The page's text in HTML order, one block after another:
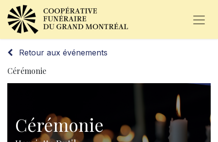
Retour aux événements
Cérémonie
Cérémonie